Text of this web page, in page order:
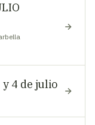
4 de julio